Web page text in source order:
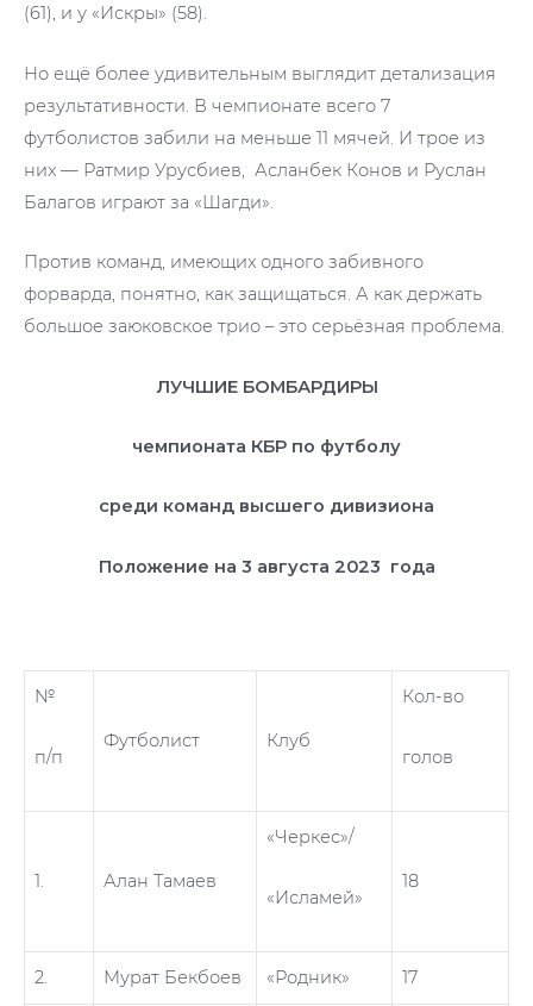
(61), и у «Искры» (58).
Но ещё более удивительным выглядит детализация
результативности. В чемпионате всего 7
футболистов забили на меньше 11 мячей. И трое из
них — Ратмир Урусбиев, Асланбек Конов и Руслан
Балагов играют за «Шагди».
Против команд, имеющих одного забивного
форварда, понятно, как защищаться. А как держать
большое заюковское трио – это серьёзная проблема.
ЛУЧШИЕ БОМБАРДИРЫ
чемпионата КБР по футболу
среди команд высшего дивизиона
Положение на 3 августа 2023 года
№
п/п
Футболист Клуб
Кол-во
голов
1. Алан Тамаев
«Черкес»/
«Исламей»
18
2. Мурат Бекбоев «Родник» 17